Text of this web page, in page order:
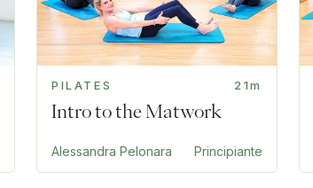
PILATES 21m
Intro to the Matwork
Alessandra Pelonara Principiante